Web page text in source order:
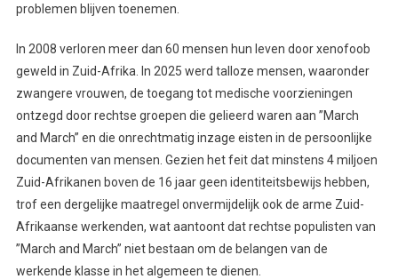
problemen blijven toenemen.
In 2008 verloren meer dan 60 mensen hun leven door xenofoob
geweld in Zuid-Afrika. In 2025 werd talloze mensen, waaronder
zwangere vrouwen, de toegang tot medische voorzieningen
ontzegd door rechtse groepen die gelieerd waren aan ”March
and March” en die onrechtmatig inzage eisten in de persoonlijke
documenten van mensen. Gezien het feit dat minstens 4 miljoen
Zuid-Afrikanen boven de 16 jaar geen identiteitsbewijs hebben,
trof een dergelijke maatregel onvermijdelijk ook de arme Zuid-
Afrikaanse werkenden, wat aantoont dat rechtse populisten van
”March and March” niet bestaan om de belangen van de
werkende klasse in het algemeen te dienen.